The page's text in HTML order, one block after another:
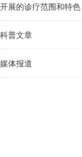
开展的诊疗范围和特色
科普文章
媒体报道